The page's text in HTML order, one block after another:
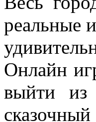
реальные
Онлайн
выйти из